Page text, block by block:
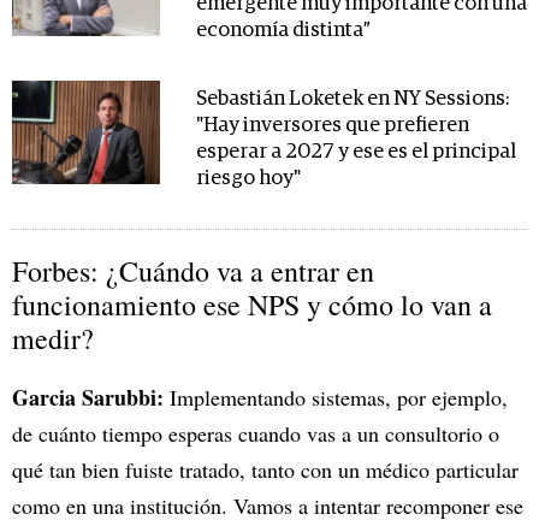
emergente muy importante con una
economía distinta”
Sebastián Loketek en NY Sessions:
"Hay inversores que prefieren
esperar a 2027 y ese es el principal
riesgo hoy"
Forbes: ¿Cuándo va a entrar en
funcionamiento ese NPS y cómo lo van a
medir?
Garcia Sarubbi: Implementando sistemas, por ejemplo,
de cuánto tiempo esperas cuando vas a un consultorio o
qué tan bien fuiste tratado, tanto con un médico particular
como en una institución. Vamos a intentar recomponer ese